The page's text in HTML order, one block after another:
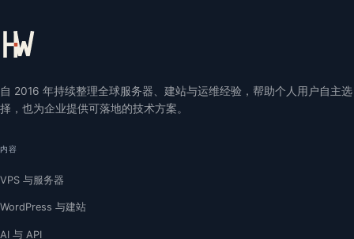
自 2016 年持续整理全球服务器、建站与运维经验，帮助个人用户自主选
择，也为企业提供可落地的技术方案。
内容
VPS 与服务器
WordPress 与建站
AI 与 API